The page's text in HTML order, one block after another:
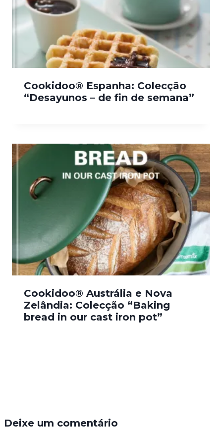
Cookidoo® Espanha: Colecção
“Desayunos – de fin de semana”
Cookidoo® Austrália e Nova
Zelândia: Colecção “Baking
bread in our cast iron pot”
Deixe um comentário